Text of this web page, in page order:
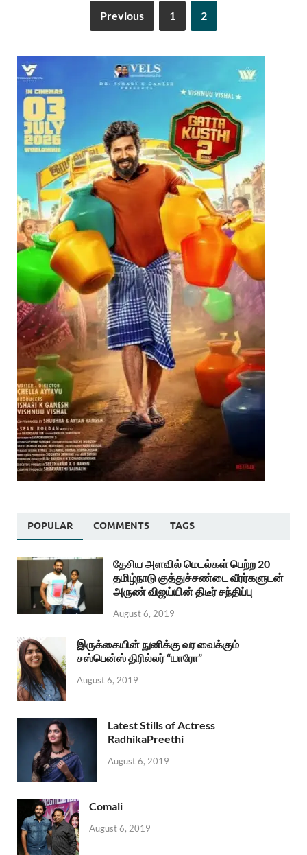
Previous 1 2
POPULAR COMMENTS TAGS
தேசிய அளவில் மெடல்கள் பெற்ற 20
தமிழ்நாடு குத்துச்சண்டை வீரர்களுடன்
அருண் விஜய்யின் திடீர் சந்திப்பு
August 6, 2019
இருக்கையின் நுனிக்கு வர வைக்கும்
சஸ்பென்ஸ் திரில்லர் “யாரோ”
August 6, 2019
Latest Stills of Actress
RadhikaPreethi
August 6, 2019
Comali
August 6, 2019